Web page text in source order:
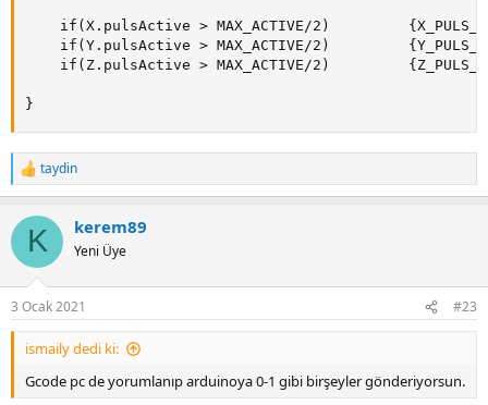
if(X.pulsActive > MAX_ACTIVE/2)
if(Y.pulsActive > MAX_ACTIVE/2)
if(Z.pulsActive > MAX_ACTIVE/2)
}
R
e
c
i
s
:
taydin
K kerem89
Yeni Üye
3 Ocak 2021 #23
ismaily dedi ki:
Gcode pc de yorumlanıp arduinoya 0-1 gibi birşeyler gönderiyorsun.